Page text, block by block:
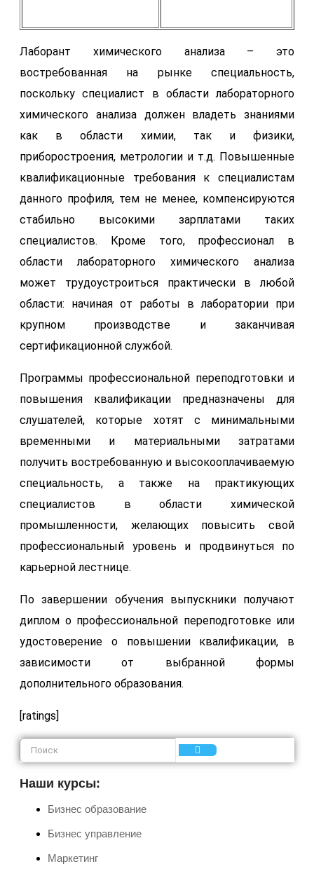
Лаборант химического анализа – это
востребованная на рынке специальность,
поскольку специалист в области лабораторного
химического анализа должен владеть знаниями
как в области химии, так и физики,
приборостроения, метрологии и т.д. Повышенные
квалификационные требования к специалистам
данного профиля, тем не менее, компенсируются
стабильно высокими зарплатами таких
специалистов. Кроме того, профессионал в
области лабораторного химического анализа
может трудоустроиться практически в любой
области: начиная от работы в лаборатории при
крупном производстве и заканчивая
сертификационной службой.
Программы профессиональной переподготовки и
повышения квалификации предназначены для
слушателей, которые хотят с минимальными
временными и материальными затратами
получить востребованную и высокооплачиваемую
специальность, а также на практикующих
специалистов в области химической
промышленности, желающих повысить свой
профессиональный уровень и продвинуться по
карьерной лестнице.
По завершении обучения выпускники получают
диплом о профессиональной переподготовке или
удостоверение о повышении квалификации, в
зависимости от выбранной формы
дополнительного образования.
[ratings]
Наши курсы:
Бизнес образование
Бизнес управление
Маркетинг